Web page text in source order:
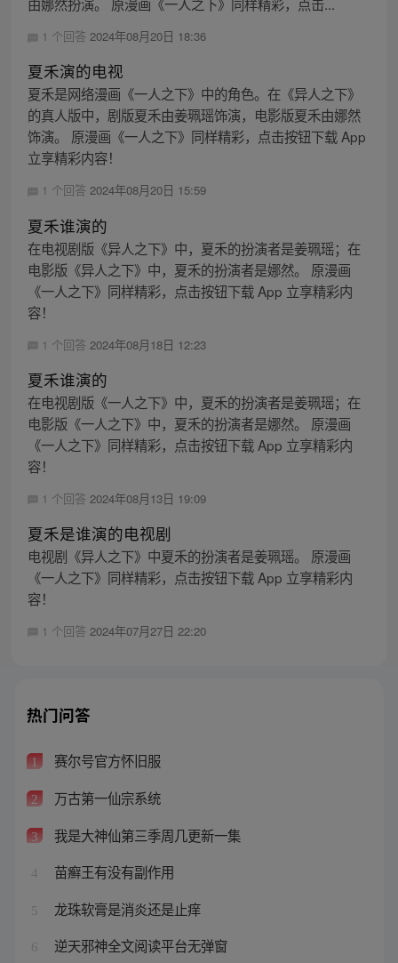
1 个回答 2024年08月20日 18:36
夏禾演的电视
夏禾是网络漫画《一人之下》中的角色。在《异人之下》
的真人版中，剧版夏禾由姜珮瑶饰演，电影版夏禾由娜然
饰演。 原漫画《一人之下》同样精彩，点击按钮下载 App
立享精彩内容！
1 个回答 2024年08月20日 15:59
夏禾谁演的
在电视剧版《异人之下》中，夏禾的扮演者是姜珮瑶；在
电影版《异人之下》中，夏禾的扮演者是娜然。 原漫画
《一人之下》同样精彩，点击按钮下载 App 立享精彩内
容！
1 个回答 2024年08月18日 12:23
夏禾谁演的
在电视剧版《一人之下》中，夏禾的扮演者是姜珮瑶；在
电影版《一人之下》中，夏禾的扮演者是娜然。 原漫画
《一人之下》同样精彩，点击按钮下载 App 立享精彩内
容！
1 个回答 2024年08月13日 19:09
夏禾是谁演的电视剧
电视剧《异人之下》中夏禾的扮演者是姜珮瑶。 原漫画
《一人之下》同样精彩，点击按钮下载 App 立享精彩内
容！
1 个回答 2024年07月27日 22:20
热门问答
1 赛尔号官方怀旧服
2 万古第一仙宗系统
3 我是大神仙第三季周几更新一集
4 苗癣王有没有副作用
5 龙珠软膏是消炎还是止痒
6 逆天邪神全文阅读平台无弹窗